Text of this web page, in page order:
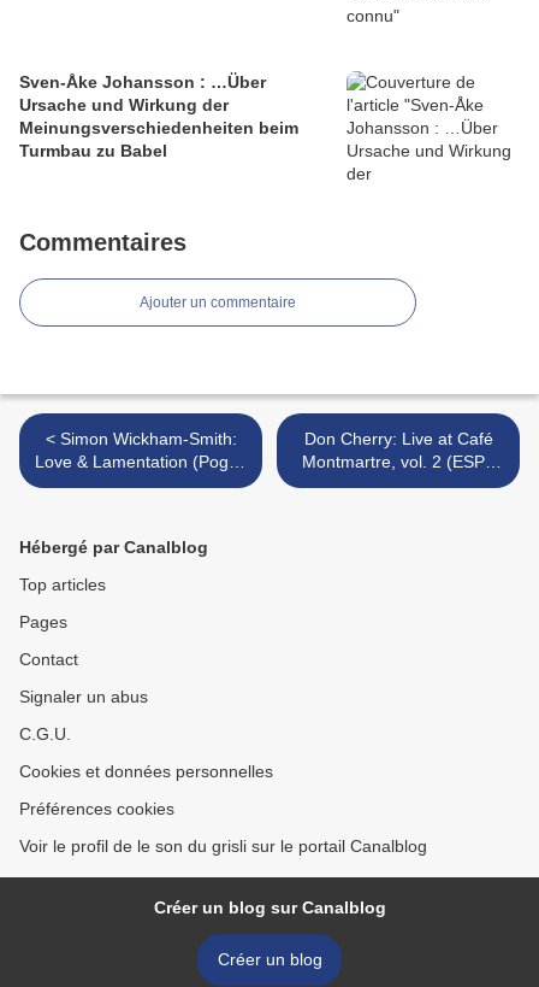
Sven-Åke Johansson : …Über
Ursache und Wirkung der
Meinungsverschiedenheiten beim
Turmbau zu Babel
Commentaires
Ajouter un commentaire
< Simon Wickham-Smith:
Love & Lamentation (Pogus
- 2008)
Don Cherry: Live at Café
Montmartre, vol. 2 (ESP -
2008) >
Hébergé par Canalblog
Top articles
Pages
Contact
Signaler un abus
C.G.U.
Cookies et données personnelles
Préférences cookies
Voir le profil de le son du grisli sur le portail Canalblog
Créer un blog sur Canalblog
Créer un blog